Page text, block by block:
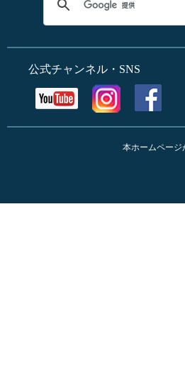
公式チャンネル・SNS
本ホームページ